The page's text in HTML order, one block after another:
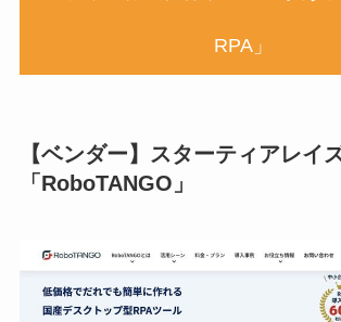
RPA」
【ベンダー】スターティアレイ
「RoboTANGO」